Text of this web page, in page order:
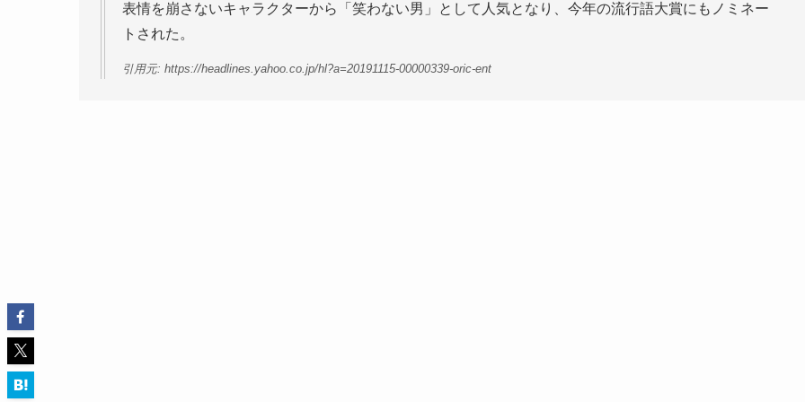
表情を崩さないキャラクターから「笑わない男」として人気となり、今年の流行語大賞にもノミネー
トされた。
引用元: https://headlines.yahoo.co.jp/hl?a=20191115-00000339-oric-ent